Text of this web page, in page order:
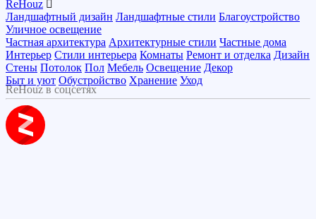
ReHouz
Ландшафтный дизайн Ландшафтные стили Благоустройство
Уличное освещение
Частная архитектура Архитектурные стили Частные дома
Интерьер Стили интерьера Комнаты Ремонт и отделка Дизайн
Стены Потолок Пол Мебель Освещение Декор
Быт и уют Обустройство Хранение Уход
ReHouz в соцсетях